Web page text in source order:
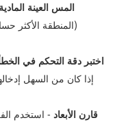
المس العينة المادية
(المنطقة الأكثر
اختبر دقة التحكم في
إذا كان من السهل
قارن الأبعاد - استخدم